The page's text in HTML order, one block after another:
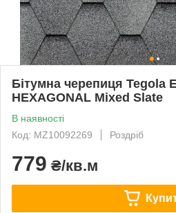
Бітумна черепиця Tegola
HEXAGONAL Mixed Slate
В наявності
Код: MZ10092269
Роздріб
779 ₴/кв.м